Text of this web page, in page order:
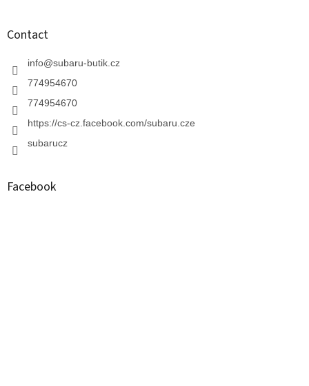
Contact
info@subaru-butik.cz
774954670
774954670
https://cs-cz.facebook.com/subaru.cze
subarucz
Facebook